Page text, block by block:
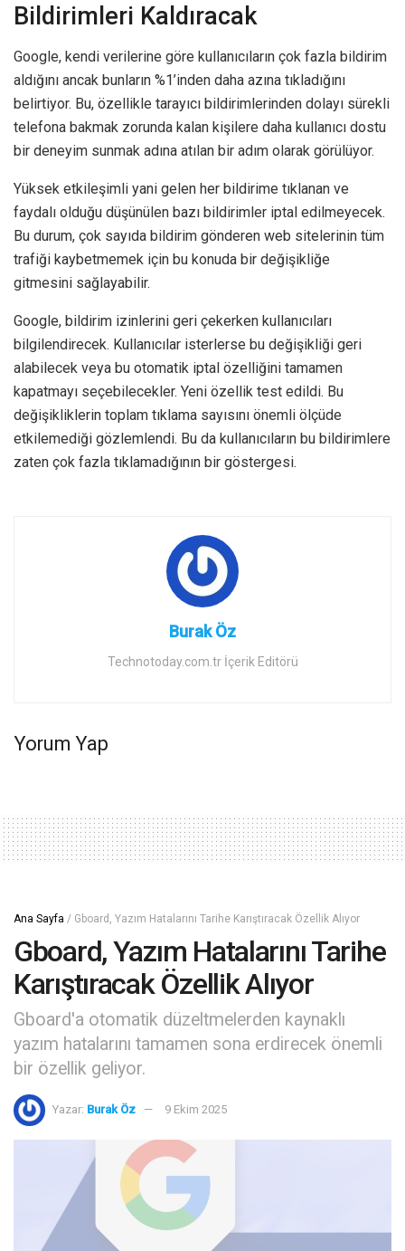
Bildirimleri Kaldıracak
Google, kendi verilerine göre kullanıcıların çok fazla bildirim
aldığını ancak bunların %1’inden daha azına tıkladığını
belirtiyor. Bu, özellikle tarayıcı bildirimlerinden dolayı sürekli
telefona bakmak zorunda kalan kişilere daha kullanıcı dostu
bir deneyim sunmak adına atılan bir adım olarak görülüyor.
Yüksek etkileşimli yani gelen her bildirime tıklanan ve
faydalı olduğu düşünülen bazı bildirimler iptal edilmeyecek.
Bu durum, çok sayıda bildirim gönderen web sitelerinin tüm
trafiği kaybetmemek için bu konuda bir değişikliğe
gitmesini sağlayabilir.
Google, bildirim izinlerini geri çekerken kullanıcıları
bilgilendirecek. Kullanıcılar isterlerse bu değişikliği geri
alabilecek veya bu otomatik iptal özelliğini tamamen
kapatmayı seçebilecekler. Yeni özellik test edildi. Bu
değişikliklerin toplam tıklama sayısını önemli ölçüde
etkilemediği gözlemlendi. Bu da kullanıcıların bu bildirimlere
zaten çok fazla tıklamadığının bir göstergesi.
Burak Öz
Technotoday.com.tr İçerik Editörü
Yorum Yap
Ana Sayfa / Gboard, Yazım Hatalarını Tarihe Karıştıracak Özellik Alıyor
Gboard, Yazım Hatalarını Tarihe
Karıştıracak Özellik Alıyor
Gboard'a otomatik düzeltmelerden kaynaklı
yazım hatalarını tamamen sona erdirecek önemli
bir özellik geliyor.
Yazar: Burak Öz 9 Ekim 2025